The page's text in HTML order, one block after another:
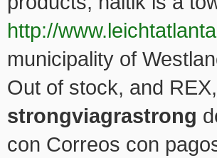
http://
municipality of
Out of stock, and
strongviagrastrong
con Correos con